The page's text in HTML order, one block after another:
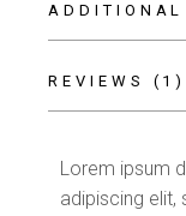
ADDITIONAL
REVIEWS (1)
Lorem ipsum
adipiscing elit,